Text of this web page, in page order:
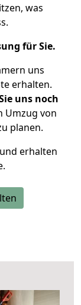
was
für Sie.
uns
erhalten.
uns noch
Umzug von
planen.
erhalten